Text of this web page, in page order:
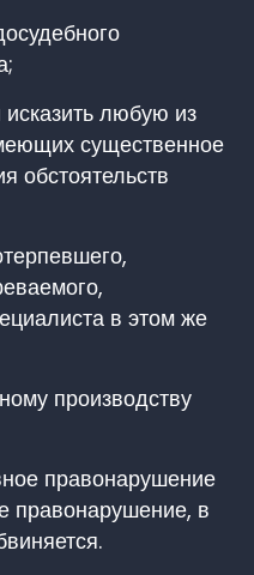
любую из
существенное
обстоятельств
в этом же
производству
правонарушение
правонарушение, в